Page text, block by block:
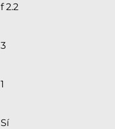
f 2.2
3
1
Sí